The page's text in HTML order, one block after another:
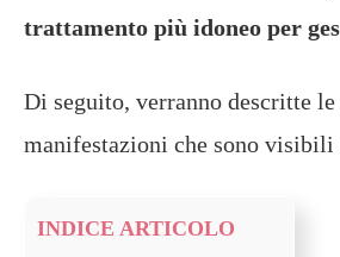
trattamento più idoneo per
Di seguito, verranno descritte
manifestazioni che sono visibili
INDICE ARTICOLO